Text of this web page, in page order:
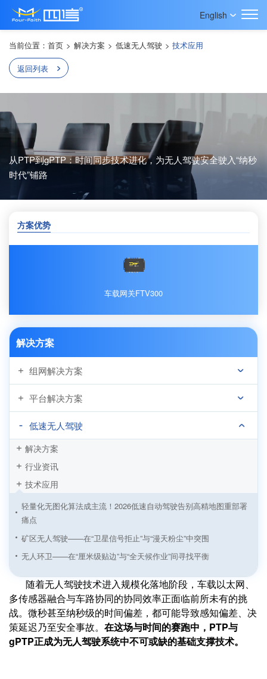
English
当前位置： 首页 > 解决方案 > 低速无人驾驶 > 技术应用
返回列表
从PTP到gPTP：时间同步技术进化，为无人驾驶安全驶入“纳秒
时代”铺路
方案优势
车载网关FTV300
解决方案
组网解决方案
平台解决方案
低速无人驾驶
解决方案
行业资讯
技术应用
轻量化无图化算法成主流！2026低速自动驾驶告别高精地图重部署
痛点
矿区无人驾驶——在“卫星信号拒止”与“漫天粉尘”中突围
无人环卫——在“厘米级贴边”与“全天候作业”间寻找平衡
港口室外AGV导航技术场景适配与落地优化方案解析
双剑合璧：Meteor与Genario如何斩断自动驾驶的“长尾”
一文读懂自动驾驶数据闭环：从概念到实践
智慧公交与自动泊车——“人-车-路-云”深度协同的出行新范式
封闭与半封闭园区自动化——从厂区物流到无人矿卡的车路云实践
随着无人驾驶技术进入规模化落地阶段，车载以太网、
多传感器融合与车路协同的协同效率正面临前所未有的挑
战。微秒甚至纳秒级的时间偏差，都可能导致感知偏差、决
策延迟乃至安全事故。 在这场与时间的赛跑中，PTP与
gPTP正成为无人驾驶系统中不可或缺的基础支撑技术。